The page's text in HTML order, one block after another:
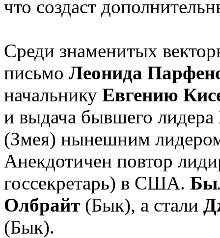
что создаст
Среди знаменитых
письмо Леонида
начальнику Евгению
и выдача бывшего лидера
(Змея) нынешним
Анекдотичен повтор
госсекретарь) в США.
Олбрайт (Бык), а стали
(Бык).